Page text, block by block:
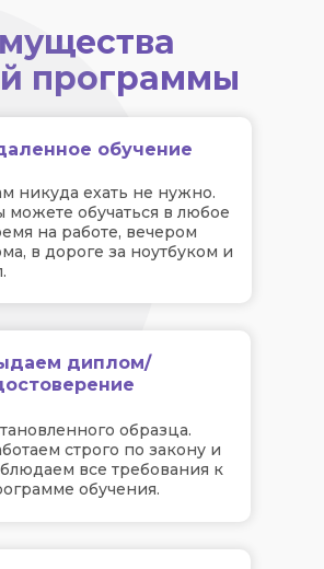
программы
обучение
никуда ехать не нужно.
можете обучаться в любое
на работе, вечером
в дороге за ноутбуком и
диплом/
образца.
строго по закону и
все требования к
обучения.